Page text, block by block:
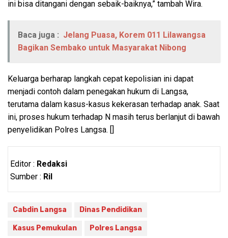
ini bisa ditangani dengan sebaik-baiknya,” tambah Wira.
Baca juga : Jelang Puasa, Korem 011 Lilawangsa
Bagikan Sembako untuk Masyarakat Nibong
Keluarga berharap langkah cepat kepolisian ini dapat
menjadi contoh dalam penegakan hukum di Langsa,
terutama dalam kasus-kasus kekerasan terhadap anak. Saat
ini, proses hukum terhadap N masih terus berlanjut di bawah
penyelidikan Polres Langsa. []
Editor : Redaksi
Sumber : Ril
Cabdin Langsa Dinas Pendidikan
Kasus Pemukulan Polres Langsa